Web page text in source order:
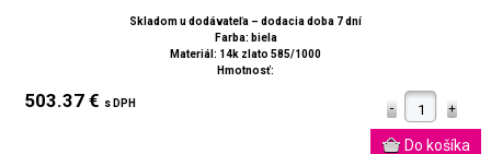
Skladom u dodávateľa – dodacia doba 7 dní
Farba: biela
Materiál: 14k zlato 585/1000
Hmotnosť:
503.37 € s DPH